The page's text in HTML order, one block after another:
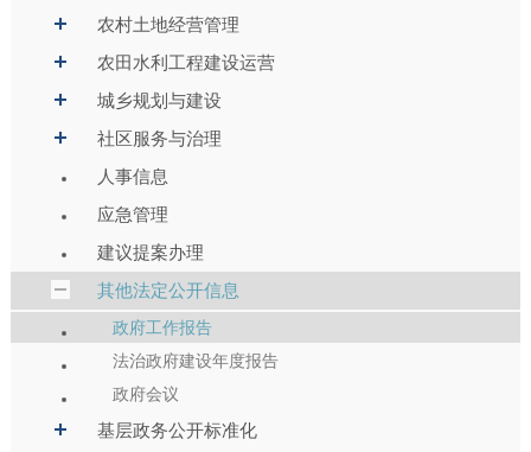
农村土地经营管理
农田水利工程建设运营
城乡规划与建设
社区服务与治理
人事信息
应急管理
建议提案办理
其他法定公开信息
政府工作报告
法治政府建设年度报告
政府会议
基层政务公开标准化